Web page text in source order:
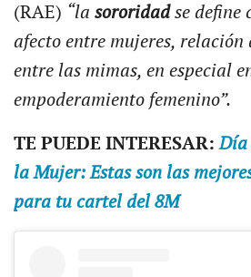
(RAE) “la sororidadse define
afecto entre mujeres,
entre las mimas, en especial
empoderamiento femenino”.
TE PUEDE INTERESAR:Día
la Mujer: Estas son las
para tu cartel del 8M